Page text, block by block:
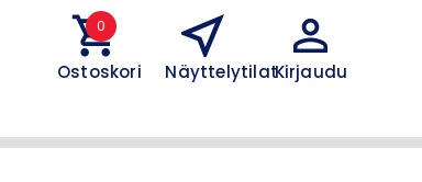
Ostoskori
0
NäyttelytilatKirjaudu